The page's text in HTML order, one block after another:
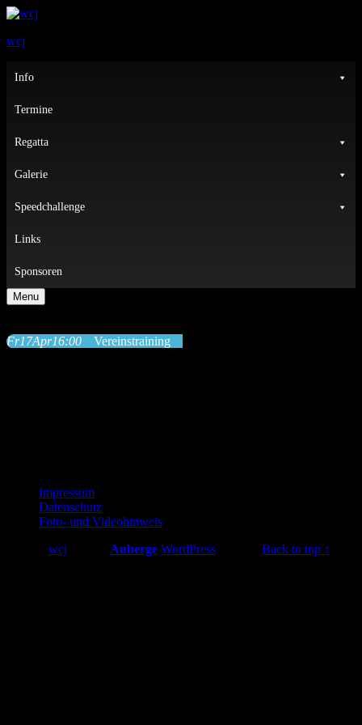
wcj
Primary
Info
Termine
Regatta
Galerie
Speedchallenge
Links
Sponsoren
Menu
Fr17Apr16:00 Vereinstraining
Footer
sidebar
Impressum
Datenschutz
Foto- und Videohinweis
wcj Auberge WordPress Back to top ↑